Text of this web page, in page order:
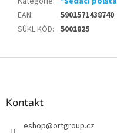
EAN:
5901571438740
SÚKL KÓD: 5001825
Kontakt
eshop@ortgroup.cz